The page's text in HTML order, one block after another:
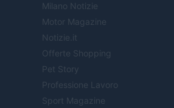
Milano Notizie
Motor Magazine
Notizie.it
Offerte Shopping
Pet Story
Professione Lavoro
Sport Magazine